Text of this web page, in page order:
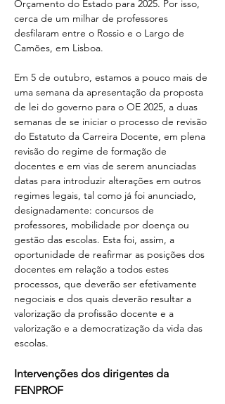
Orçamento do Estado para 2025. Por isso,
cerca de um milhar de professores
desfilaram entre o Rossio e o Largo de
Camões, em Lisboa.
Em 5 de outubro, estamos a pouco mais de
uma semana da apresentação da proposta
de lei do governo para o OE 2025, a duas
semanas de se iniciar o processo de revisão
do Estatuto da Carreira Docente, em plena
revisão do regime de formação de
docentes e em vias de serem anunciadas
datas para introduzir alterações em outros
regimes legais, tal como já foi anunciado,
designadamente: concursos de
professores, mobilidade por doença ou
gestão das escolas. Esta foi, assim, a
oportunidade de reafirmar as posições dos
docentes em relação a todos estes
processos, que deverão ser efetivamente
negociais e dos quais deverão resultar a
valorização da profissão docente e a
valorização e a democratização da vida das
escolas.
Intervenções dos dirigentes da
FENPROF